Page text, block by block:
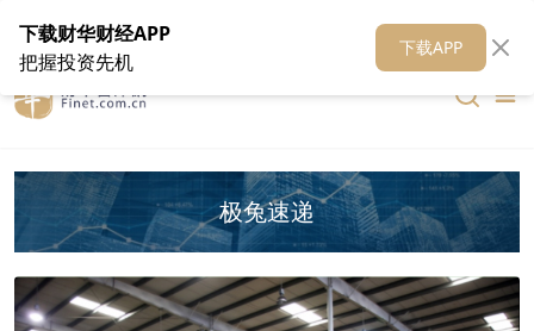
在线客服 关于我们 财华媒体矩阵 财华智库
极兔速递
下载财华财经APP
把握投资先机
下载APP